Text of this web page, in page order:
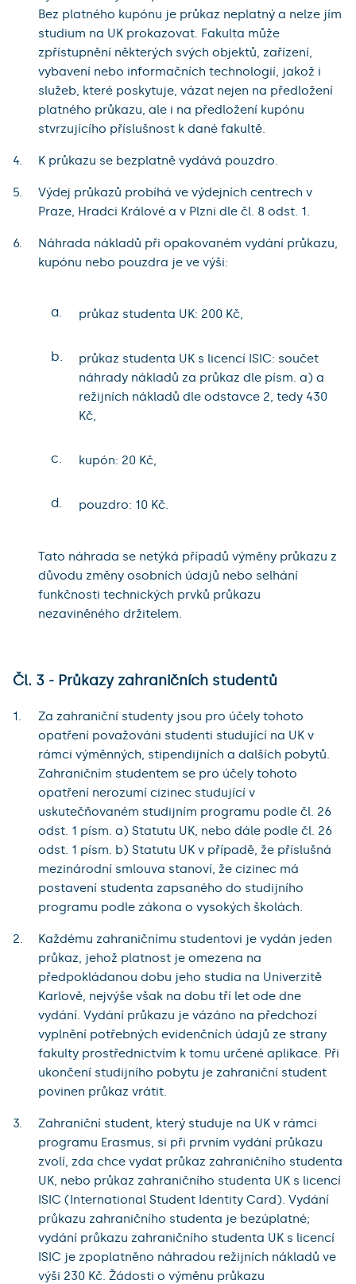
Bez platného kupónu je průkaz neplatný a nelze jím
studium na UK prokazovat. Fakulta může
zpřístupnění některých svých objektů, zařízení,
vybavení nebo informačních technologií, jakož i
služeb, které poskytuje, vázat nejen na předložení
platného průkazu, ale i na předložení kupónu
stvrzujícího příslušnost k dané fakultě.
K průkazu se bezplatně vydává pouzdro.
Výdej průkazů probíhá ve výdejních centrech v
Praze, Hradci Králové a v Plzni dle čl. 8 odst. 1.
Náhrada nákladů při opakovaném vydání průkazu,
kupónu nebo pouzdra je ve výši:
a. průkaz studenta UK: 200 Kč,
b.
průkaz studenta UK s licencí ISIC: součet
náhrady nákladů za průkaz dle písm. a) a
režijních nákladů dle odstavce 2, tedy 430
Kč,
c. kupón: 20 Kč,
d. pouzdro: 10 Kč.
Tato náhrada se netýká případů výměny průkazu z
důvodu změny osobních údajů nebo selhání
funkčnosti technických prvků průkazu
nezaviněného držitelem.
Čl. 3 - Průkazy zahraničních studentů
Za zahraniční studenty jsou pro účely tohoto
opatření považováni studenti studující na UK v
rámci výměnných, stipendijních a dalších pobytů.
Zahraničním studentem se pro účely tohoto
opatření nerozumí cizinec studující v
uskutečňovaném studijním programu podle čl. 26
odst. 1 písm. a) Statutu UK, nebo dále podle čl. 26
odst. 1 písm. b) Statutu UK v případě, že příslušná
mezinárodní smlouva stanoví, že cizinec má
postavení studenta zapsaného do studijního
programu podle zákona o vysokých školách.
Každému zahraničnímu studentovi je vydán jeden
průkaz, jehož platnost je omezena na
předpokládanou dobu jeho studia na Univerzitě
Karlově, nejvýše však na dobu tří let ode dne
vydání. Vydání průkazu je vázáno na předchozí
vyplnění potřebných evidenčních údajů ze strany
fakulty prostřednictvím k tomu určené aplikace. Při
ukončení studijního pobytu je zahraniční student
povinen průkaz vrátit.
Zahraniční student, který studuje na UK v rámci
programu Erasmus, si při prvním vydání průkazu
zvolí, zda chce vydat průkaz zahraničního studenta
UK, nebo průkaz zahraničního studenta UK s licencí
ISIC (International Student Identity Card). Vydání
průkazu zahraničního studenta je bezúplatné;
vydání průkazu zahraničního studenta UK s licencí
ISIC je zpoplatněno náhradou režijních nákladů ve
výši 230 Kč. Žádosti o výměnu průkazu